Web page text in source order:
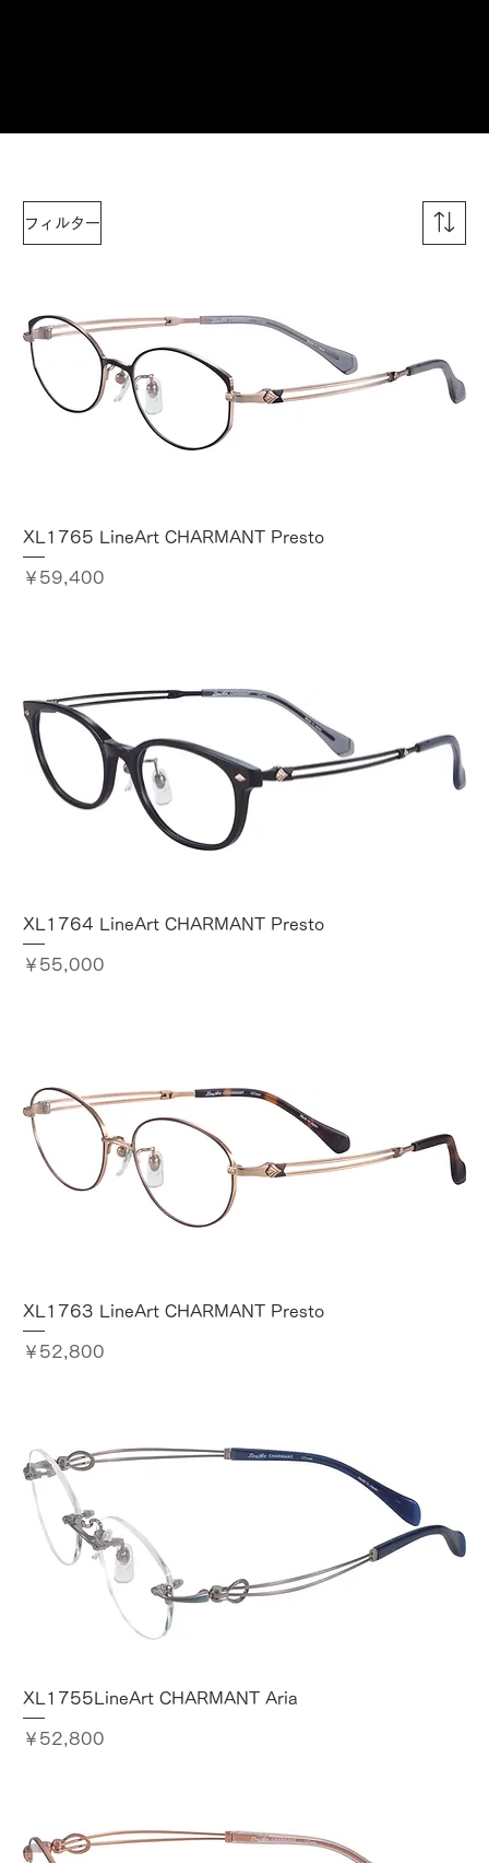
フィルター
XL1765 LineArt CHARMANT Presto
価格
￥59,400
XL1764 LineArt CHARMANT Presto
価格
￥55,000
XL1763 LineArt CHARMANT Presto
価格
￥52,800
XL1755LineArt CHARMANT Aria
価格
￥52,800